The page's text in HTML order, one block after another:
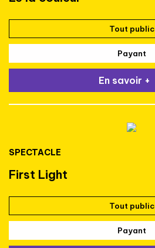
Tout public
Payant
En savoir +
SPECTACLE
First Light
Tout public
Payant